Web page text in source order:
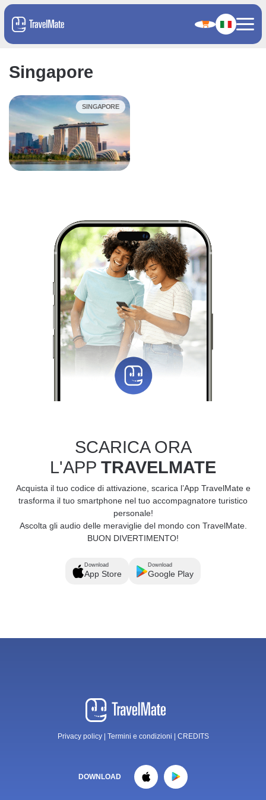
Singapore
SINGAPORE
SCARICA ORA
L'APP TRAVELMATE
Acquista il tuo codice di attivazione, scarica l’App TravelMate e
trasforma il tuo smartphone nel tuo accompagnatore turistico
personale!
Ascolta gli audio delle meraviglie del mondo con TravelMate.
BUON DIVERTIMENTO!
Download
App Store
Download
Google Play
Privacy policy| Termini e condizioni CREDITS
DOWNLOAD